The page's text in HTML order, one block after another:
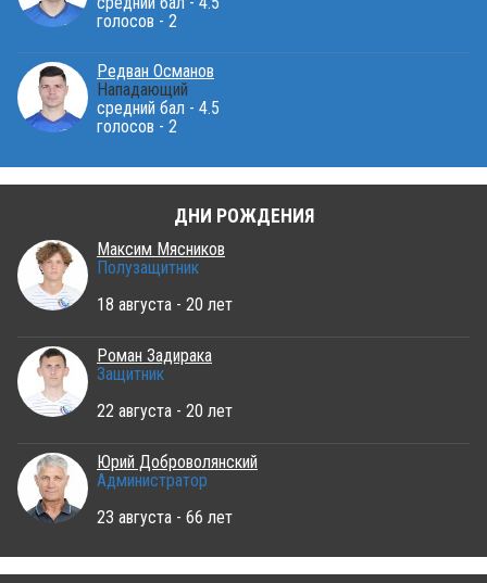
голосов - 2
Редван Османов
Нападающий
средний бал - 4.5
голосов - 2
ДНИ РОЖДЕНИЯ
Максим Мясников
Полузащитник
18 августа - 20 лет
Роман Задирака
Защитник
22 августа - 20 лет
Юрий Доброволянский
Администратор
23 августа - 66 лет